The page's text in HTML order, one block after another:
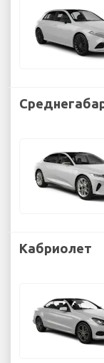
Кабриолет